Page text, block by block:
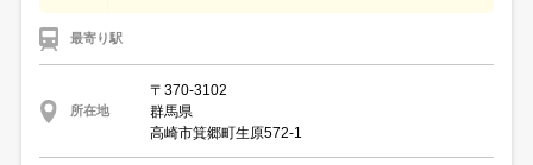
最寄り駅
所在地
〒370-3102
群馬県
高崎市箕郷町生原572-1